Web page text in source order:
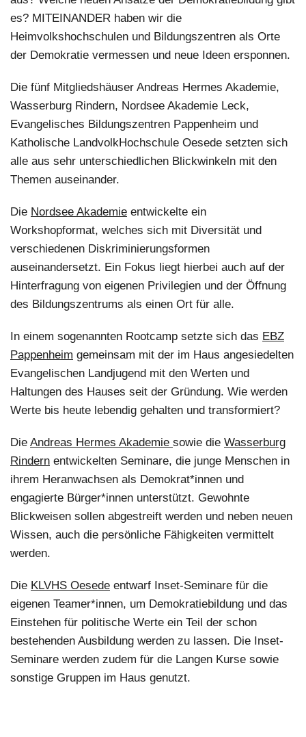
es? MITEINANDER haben wir die
Heimvolkshochschulen und Bildungszentren als Orte
der Demokratie vermessen und neue Ideen ersponnen.
Die fünf Mitgliedshäuser Andreas Hermes Akademie,
Wasserburg Rindern, Nordsee Akademie Leck,
Evangelisches Bildungszentren Pappenheim und
Katholische LandvolkHochschule Oesede setzten sich
alle aus sehr unterschiedlichen Blickwinkeln mit den
Themen auseinander.
Die Nordsee Akademie entwickelte ein
Workshopformat, welches sich mit Diversität und
verschiedenen Diskriminierungsformen
auseinandersetzt. Ein Fokus liegt hierbei auch auf der
Hinterfragung von eigenen Privilegien und der Öffnung
des Bildungszentrums als einen Ort für alle.
In einem sogenannten Rootcamp setzte sich das EBZ
Pappenheim gemeinsam mit der im Haus angesiedelten
Evangelischen Landjugend mit den Werten und
Haltungen des Hauses seit der Gründung. Wie werden
Werte bis heute lebendig gehalten und transformiert?
Die Andreas Hermes Akademie sowie die Wasserburg
Rindern entwickelten Seminare, die junge Menschen in
ihrem Heranwachsen als Demokrat*innen und
engagierte Bürger*innen unterstützt. Gewohnte
Blickweisen sollen abgestreift werden und neben neuen
Wissen, auch die persönliche Fähigkeiten vermittelt
werden.
Die KLVHS Oesede entwarf Inset-Seminare für die
eigenen Teamer*innen, um Demokratiebildung und das
Einstehen für politische Werte ein Teil der schon
bestehenden Ausbildung werden zu lassen. Die Inset-
Seminare werden zudem für die Langen Kurse sowie
sonstige Gruppen im Haus genutzt.